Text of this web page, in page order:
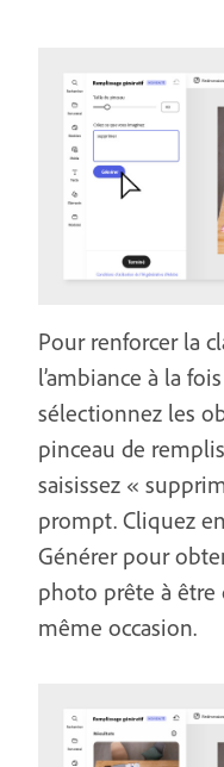
Pour renforcer la
l’ambiance à la
sélectionnez les
pinceau de
saisissez «
prompt. Cliquez
Générer pour
photo prête à être
même occasion.